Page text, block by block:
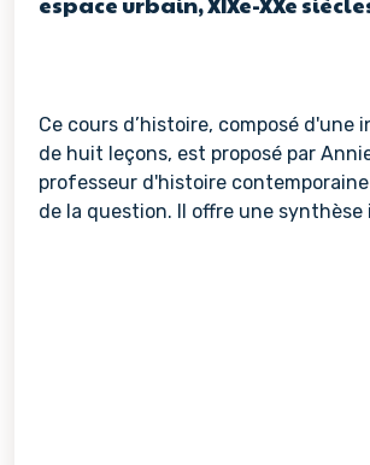
Ce cours d’histoire, composé d'une
de huit leçons, est proposé par
professeur d'histoire
de la question. Il offre une synthèse